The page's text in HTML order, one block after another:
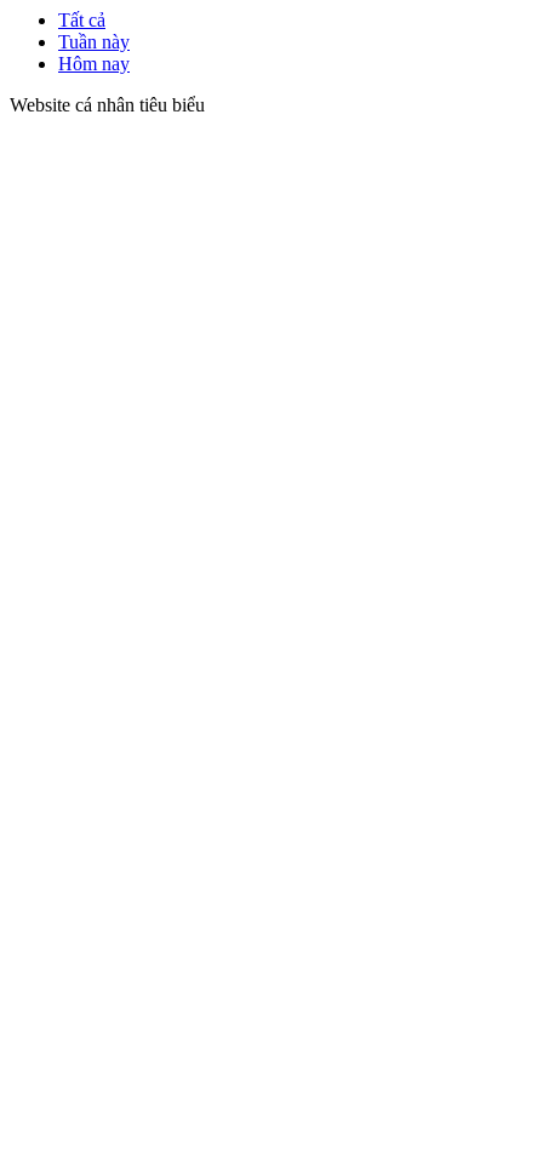
Tất cả
Tuần này
Hôm nay
Website cá nhân tiêu biểu